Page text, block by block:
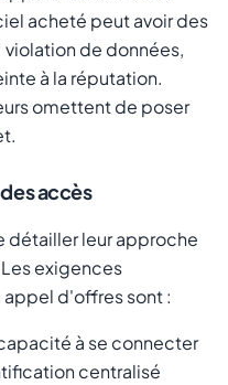
acheté peut avoir des
de données,
à la réputation.
omettent de poser
accès
détailler leur approche
exigences
appel d'offres sont :
à se connecter
centralisé